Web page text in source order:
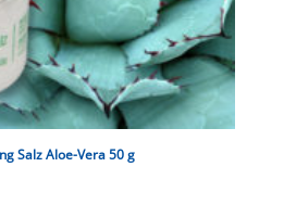
Salz Aloe-Vera 50 g